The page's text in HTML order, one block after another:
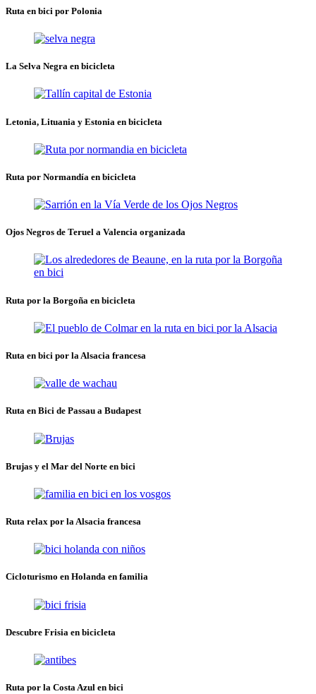
Ruta en bici por Polonia
La Selva Negra en bicicleta
Letonia, Lituania y Estonia en bicicleta
Ruta por Normandía en bicicleta
Ojos Negros de Teruel a Valencia organizada
Ruta por la Borgoña en bicicleta
Ruta en bici por la Alsacia francesa
Ruta en Bici de Passau a Budapest
Brujas y el Mar del Norte en bici
Ruta relax por la Alsacia francesa
Cicloturismo en Holanda en familia
Descubre Frisia en bicicleta
Ruta por la Costa Azul en bici